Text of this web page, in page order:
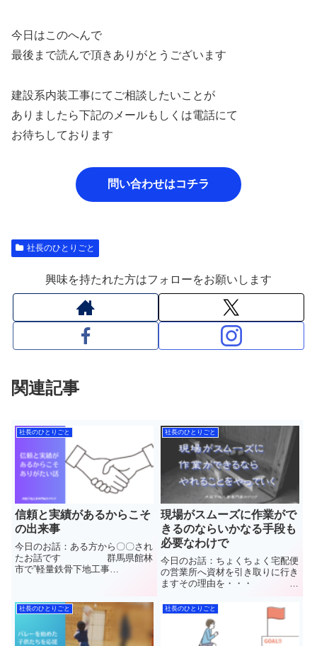
今日はこのへんで
最後まで読んで頂きありがとうございます
建設系内装工事にてご相談したいことが
ありましたら下記のメールもしくは電話にて
お待ちしております
問い合わせはコチラ
社長のひとりごと
興味を持たれた方はフォローをお願いします
関連記事
社長のひとりごと
信頼と実績があるからこそ
の出来事
今日のお話：ある方から〇〇され
たお話です 群馬県館林
市で”軽量鉄骨下地工事
事を施工しています(株)中島内装
の中島と申します普段見ることの
できない天井や壁のウラ側や...
社長のひとりごと
現場がスムーズに作業がで
きるのならいかなる手段も
必要なわけで
今日のお話：ちょくちょく宅配便
の営業所へ資材を引き取りに行き
ますその理由を・・・
事(LGS)”と”石こうボード”や”ケイ
カル板”など【天井や壁】の内装
工事を施工しています(株)中島内
装の中島と申します...
社長のひとりごと 社長のひとりごと